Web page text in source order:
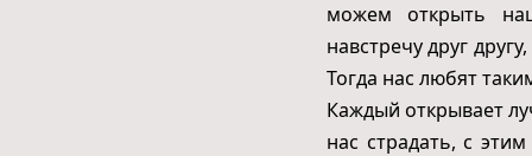
можем открыть
навстречу друг
Тогда нас любят
Каждый открывает
нас страдать, с